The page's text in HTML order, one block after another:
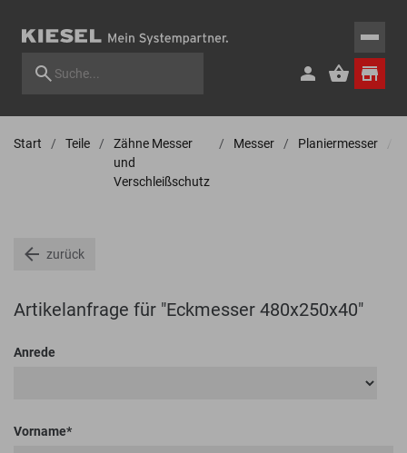
Start Teile
Zähne Messer
und
Verschleißschutz
Messer Planiermesser
zurück
Artikelanfrage für "Eckmesser 480x250x40"
Anrede
Vorname